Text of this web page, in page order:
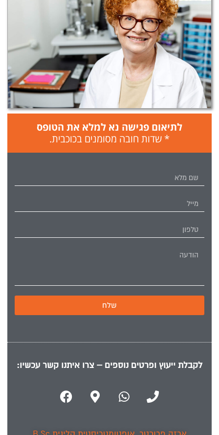
לתיאום פגישה נא למלא את הטופס
* שדות חובה מסומנים בכוכבית.
שלח
לקבלת ייעוץ ופרטים נוספים – צרו איתנו קשר עכשיו: